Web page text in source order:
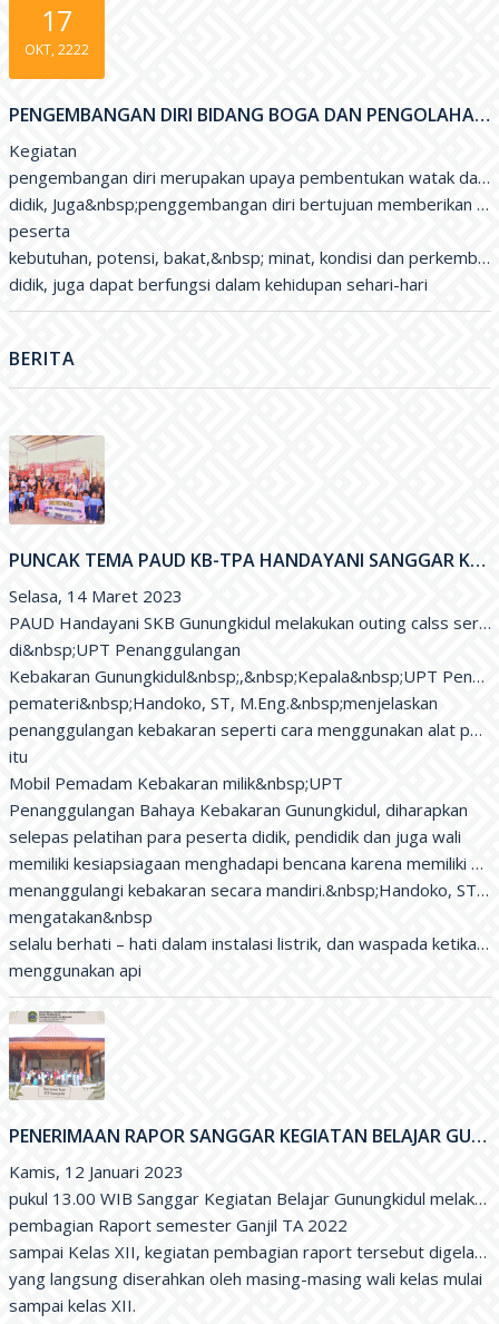
17
OKT, 2222
PENGEMBANGAN DIRI BIDANG BOGA DAN PENGOLAHAN DATA BERBASIS KOMPUTER
Kegiatan
pengembangan diri merupakan upaya pembentukan watak dan
didik, Juga&nbsp;penggembangan diri bertujuan memberikan
peserta
kebutuhan, potensi, bakat,&nbsp; minat, kondisi dan
didik, juga dapat berfungsi dalam kehidupan sehari-hari
BERITA
PUNCAK TEMA PAUD KB-TPA HANDAYANI SANGGAR KEGIATAN BELAJAR GUNUNGKIDUL
Selasa, 14 Maret 2023
PAUD Handayani SKB Gunungkidul melakukan outing calss
di&nbsp;UPT Penanggulangan
Kebakaran Gunungkidul&nbsp;,&nbsp;Kepala&nbsp;UPT
pemateri&nbsp;Handoko, ST, M.Eng.&nbsp;menjelaskan
penanggulangan kebakaran seperti cara menggunakan alat
itu
Mobil Pemadam Kebakaran milik&nbsp;UPT
Penanggulangan Bahaya Kebakaran Gunungkidul, diharapkan
selepas pelatihan para peserta didik, pendidik dan juga wali
memiliki kesiapsiagaan menghadapi bencana karena memiliki
menanggulangi kebakaran secara mandiri.&nbsp;Handoko, ST,
mengatakan&nbsp
selalu berhati – hati dalam instalasi listrik, dan waspada ketika
menggunakan api
PENERIMAAN RAPOR SANGGAR KEGIATAN BELAJAR GUNUNGKIDUL
Kamis, 12 Januari 2023
pukul 13.00 WIB Sanggar Kegiatan Belajar Gunungkidul
pembagian Raport semester Ganjil TA 2022
sampai Kelas XII, kegiatan pembagian raport tersebut digelar
yang langsung diserahkan oleh masing-masing wali kelas mulai
sampai kelas XII.